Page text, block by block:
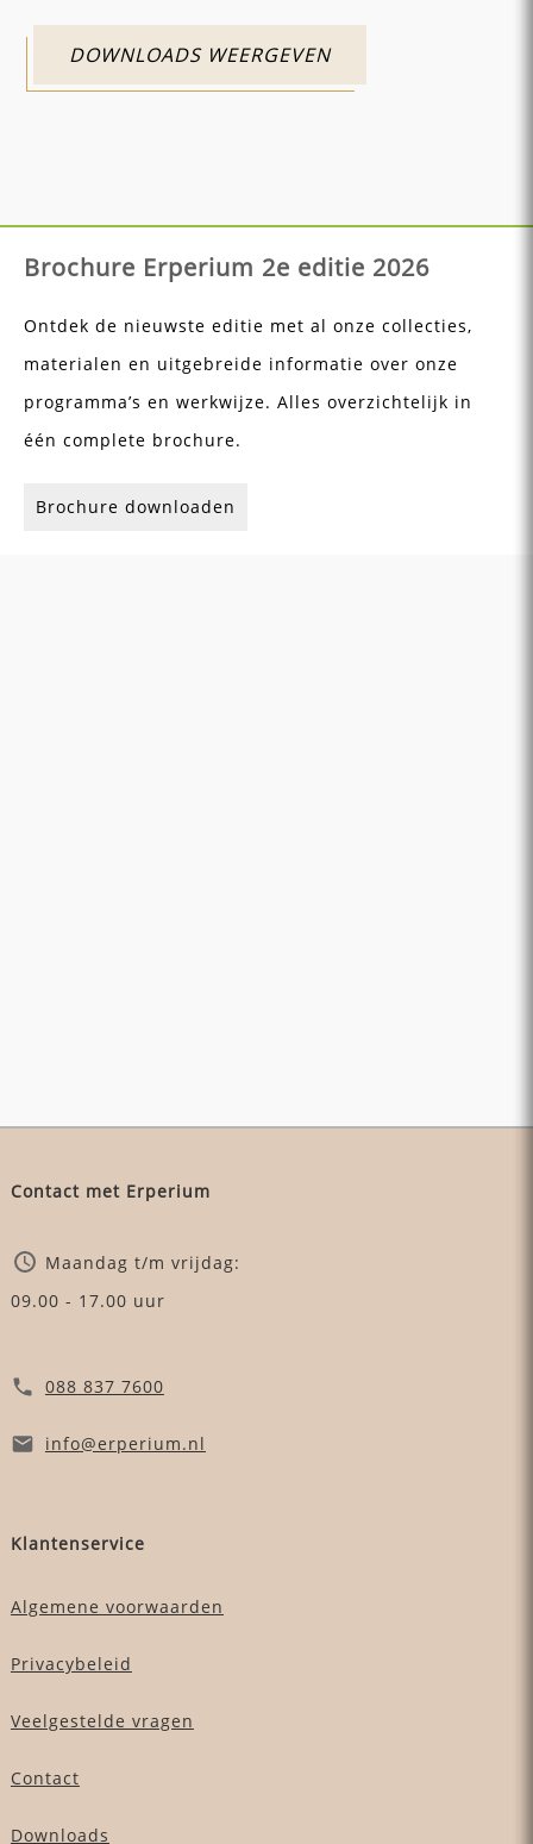
DOWNLOADS WEERGEVEN
Brochure Erperium 2e editie 2026
Ontdek de nieuwste editie met al onze collecties,
materialen en uitgebreide informatie over onze
programma’s en werkwijze. Alles overzichtelijk in
één complete brochure.
Brochure downloaden
Contact met Erperium
Maandag t/m vrijdag:
09.00 - 17.00 uur
088 837 7600
info@erperium.nl
Klantenservice
Algemene voorwaarden
Privacybeleid
Veelgestelde vragen
Contact
Downloads